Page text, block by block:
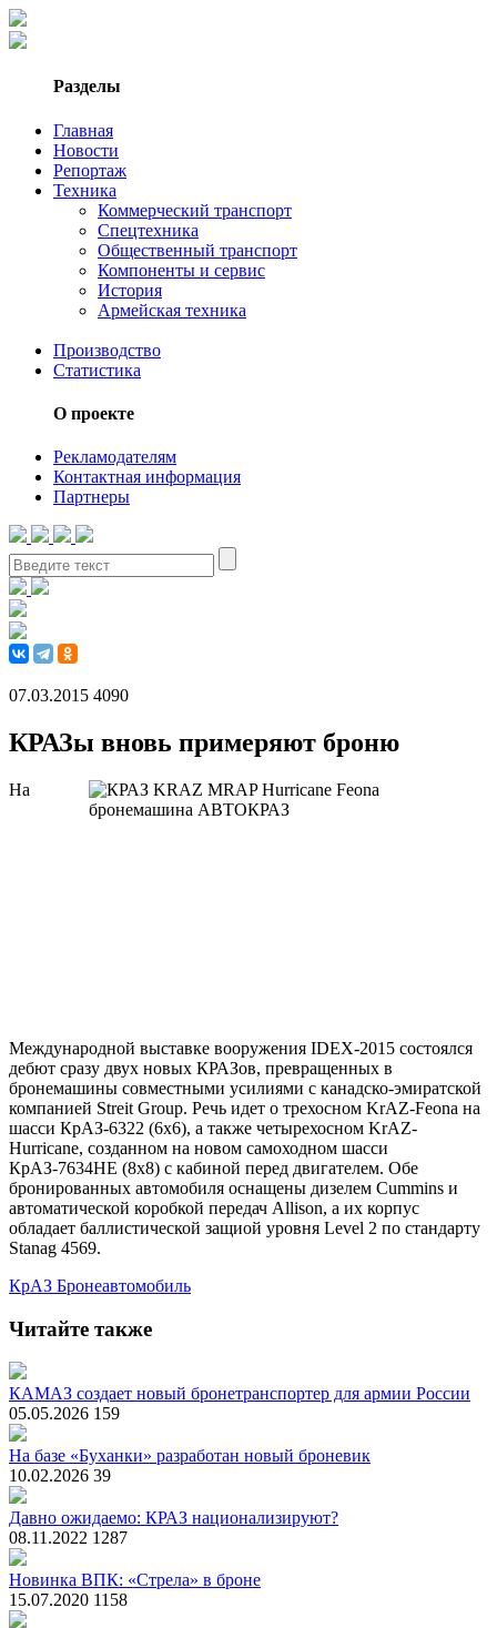
Разделы
Главная
Новости
Репортаж
Техника
Коммерческий транспорт
Спецтехника
Общественный транспорт
Компоненты и сервис
История
Армейская техника
Производство
Статистика
О проекте
Рекламодателям
Контактная информация
Партнеры
07.03.2015 4090
КРАЗы вновь примеряют броню
На
Международной выставке вооружения IDEX-2015 состоялся
дебют сразу двух новых КРАЗов, превращенных в
бронемашины совместными усилиями с канадско-эмиратской
компанией Streit Group. Речь идет о трехосном KrAZ-Feona на
шасси КрАЗ-6322 (6х6), а также четырехосном KrAZ-
Hurricane, созданном на новом самоходном шасси
КрАЗ-7634НЕ (8х8) с кабиной перед двигателем. Обе
бронированных автомобиля оснащены дизелем Cummins и
автоматической коробкой передач Allison, а их корпус
обладает баллистической защиой уровня Level 2 по стандарту
Stanag 4569.
КрАЗ Бронеавтомобиль
Читайте также
КАМАЗ создает новый бронетранспортер для армии России
05.05.2026 159
На базе «Буханки» разработан новый броневик
10.02.2026 39
Давно ожидаемо: КРАЗ национализируют?
08.11.2022 1287
Новинка ВПК: «Стрела» в броне
15.07.2020 1158